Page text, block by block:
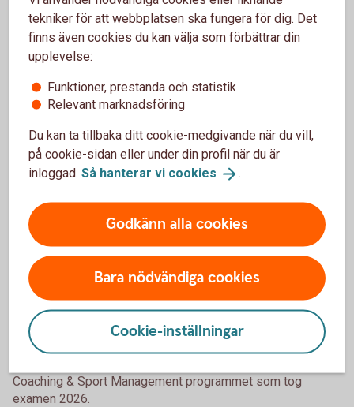
Coaching & Sport Management programmet som tog
examen 2026.
tekniker för att webbplatsen ska fungera för dig. Det
finns även cookies du kan välja som förbättrar din
upplevelse:
Funktioner, prestanda och statistik
Relevant marknadsföring
Du kan ta tillbaka ditt cookie-medgivande när du vill,
på cookie-sidan eller under din profil när du är
inloggad. Så hanterar vi cookies .
Godkänn alla cookies
Bara nödvändiga cookies
Cookie-inställningar